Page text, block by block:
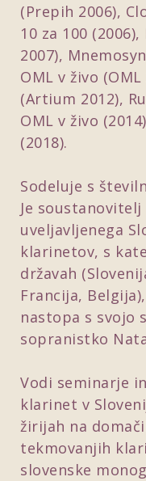
(Prepih 2006),
10 za 100
2007),
OML v živo
(Artium 2012),
OML v živo
(2018).
Sodeluje s
Je
uveljavljenega
klarinetov, s
državah
Francija,
nastopa s svojo
sopranistko
Vodi seminarje
klarinet v
žirijah na
tekmovanjih
slovenske